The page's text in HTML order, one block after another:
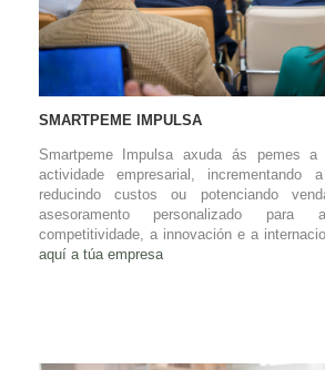
SMARTPEME IMPULSA
Smartpeme Impulsa axuda ás pemes
actividade empresarial, incrementando
reducindo custos ou potenciando
asesoramento personalizado
competitividade, a innovación e a
aquí a túa empresa